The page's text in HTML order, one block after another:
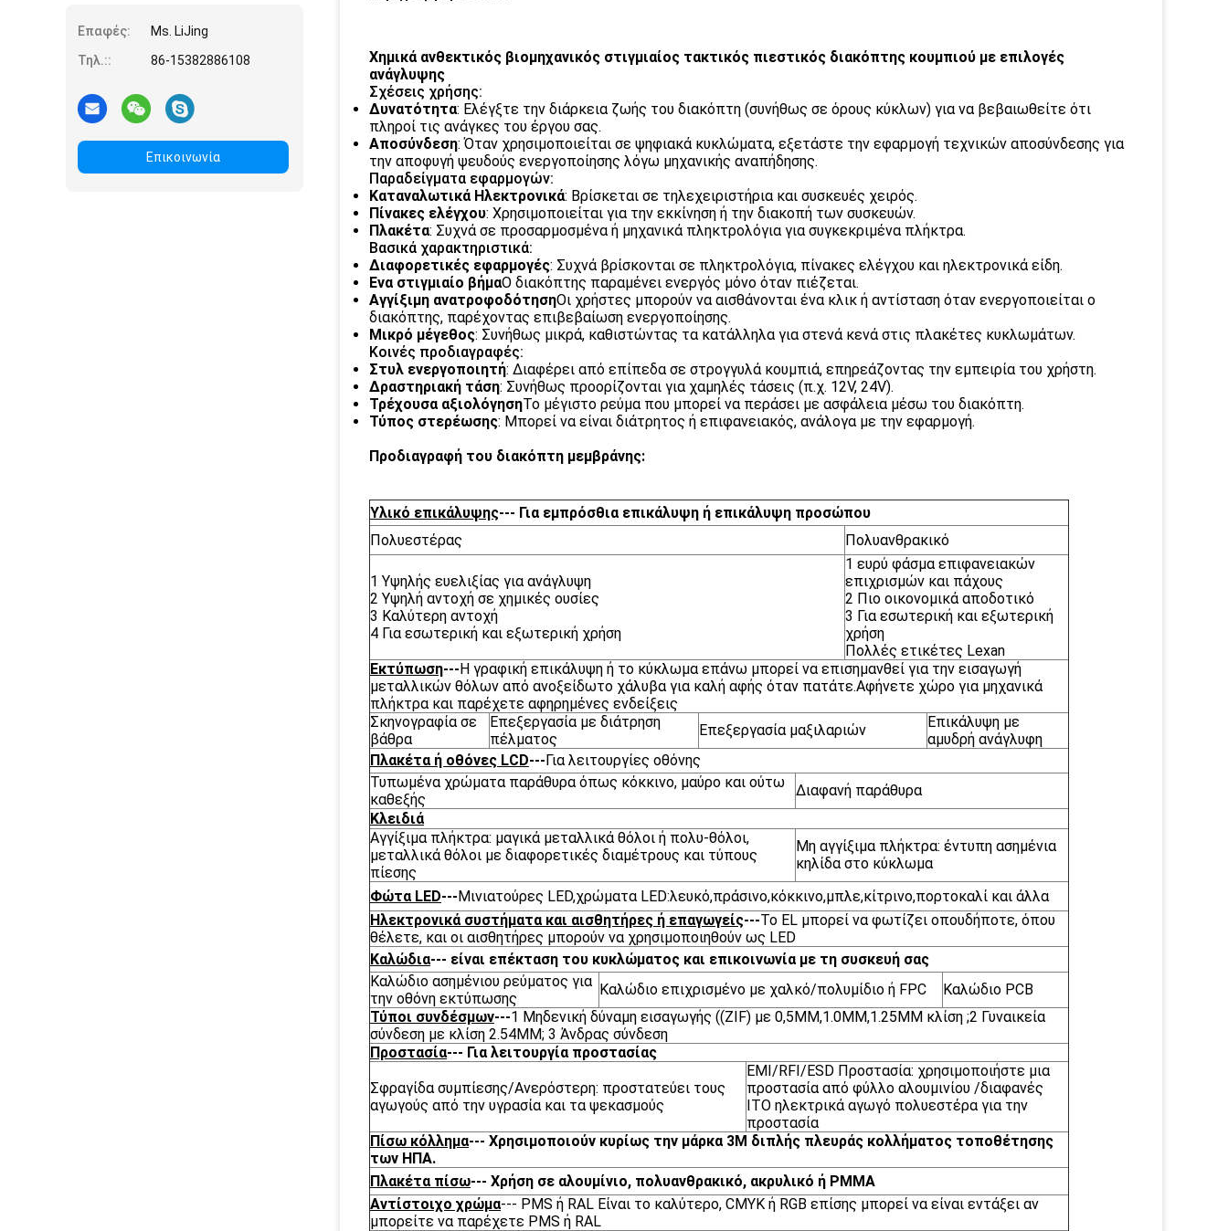
Επαφές:
Ms. LiJing
Τηλ.::
86-15382886108
Επικοινωνία
Χημικά ανθεκτικός βιομηχανικός στιγμιαίος τακτικός πιεστικός διακόπτης κουμπιού με επιλογές
ανάγλυψης
Σχέσεις χρήσης:
Δυνατότητα: Ελέγξτε την διάρκεια ζωής του διακόπτη (συνήθως σε όρους κύκλων) για να βεβαιωθείτε ότι
πληροί τις ανάγκες του έργου σας.
Αποσύνδεση: Όταν χρησιμοποιείται σε ψηφιακά κυκλώματα, εξετάστε την εφαρμογή τεχνικών αποσύνδεσης για
την αποφυγή ψευδούς ενεργοποίησης λόγω μηχανικής αναπήδησης.
Παραδείγματα εφαρμογών:
Καταναλωτικά Ηλεκτρονικά: Βρίσκεται σε τηλεχειριστήρια και συσκευές χειρός.
Πίνακες ελέγχου: Χρησιμοποιείται για την εκκίνηση ή την διακοπή των συσκευών.
Πλακέτα: Συχνά σε προσαρμοσμένα ή μηχανικά πληκτρολόγια για συγκεκριμένα πλήκτρα.
Βασικά χαρακτηριστικά:
Διαφορετικές εφαρμογές: Συχνά βρίσκονται σε πληκτρολόγια, πίνακες ελέγχου και ηλεκτρονικά είδη.
Ενα στιγμιαίο βήμαΟ διακόπτης παραμένει ενεργός μόνο όταν πιέζεται.
Αγγίξιμη ανατροφοδότησηΟι χρήστες μπορούν να αισθάνονται ένα κλικ ή αντίσταση όταν ενεργοποιείται ο
διακόπτης, παρέχοντας επιβεβαίωση ενεργοποίησης.
Μικρό μέγεθος: Συνήθως μικρά, καθιστώντας τα κατάλληλα για στενά κενά στις πλακέτες κυκλωμάτων.
Κοινές προδιαγραφές:
Στυλ ενεργοποιητή: Διαφέρει από επίπεδα σε στρογγυλά κουμπιά, επηρεάζοντας την εμπειρία του χρήστη.
Δραστηριακή τάση: Συνήθως προορίζονται για χαμηλές τάσεις (π.χ. 12V, 24V).
Τρέχουσα αξιολόγησηΤο μέγιστο ρεύμα που μπορεί να περάσει με ασφάλεια μέσω του διακόπτη.
Τύπος στερέωσης: Μπορεί να είναι διάτρητος ή επιφανειακός, ανάλογα με την εφαρμογή.
Προδιαγραφή του διακόπτη μεμβράνης:
Υλικό επικάλυψης--- Για εμπρόσθια επικάλυψη ή επικάλυψη προσώπου
Πολυεστέρας
Πολυανθρακικό
1 Υψηλής ευελιξίας για ανάγλυψη
2 Υψηλή αντοχή σε χημικές ουσίες
3 Καλύτερη αντοχή
4 Για εσωτερική και εξωτερική χρήση
1 ευρύ φάσμα επιφανειακών
επιχρισμών και πάχους
2 Πιο οικονομικά αποδοτικό
3 Για εσωτερική και εξωτερική
χρήση
Πολλές ετικέτες Lexan
Εκτύπωση---Η γραφική επικάλυψη ή το κύκλωμα επάνω μπορεί να επισημανθεί για την εισαγωγή
μεταλλικών θόλων από ανοξείδωτο χάλυβα για καλή αφής όταν πατάτε.Αφήνετε χώρο για μηχανικά
πλήκτρα και παρέχετε αφηρημένες ενδείξεις
Σκηνογραφία σε
βάθρα
Επεξεργασία με διάτρηση
πέλματος
Επεξεργασία μαξιλαριών
Επικάλυψη με
αμυδρή ανάγλυφη
Πλακέτα ή οθόνες LCD---Για λειτουργίες οθόνης
Τυπωμένα χρώματα παράθυρα όπως κόκκινο, μαύρο και ούτω
καθεξής
Διαφανή παράθυρα
Κλειδιά
Αγγίξιμα πλήκτρα: μαγικά μεταλλικά θόλοι ή πολυ-θόλοι,
μεταλλικά θόλοι με διαφορετικές διαμέτρους και τύπους
πίεσης
Μη αγγίξιμα πλήκτρα: έντυπη ασημένια
κηλίδα στο κύκλωμα
Φώτα LED---Μινιατούρες LED,χρώματα LED:λευκό,πράσινο,κόκκινο,μπλε,κίτρινο,πορτοκαλί και άλλα
Ηλεκτρονικά συστήματα και αισθητήρες ή επαγωγείς---Το EL μπορεί να φωτίζει οπουδήποτε, όπου
θέλετε, και οι αισθητήρες μπορούν να χρησιμοποιηθούν ως LED
Καλώδια--- είναι επέκταση του κυκλώματος και επικοινωνία με τη συσκευή σας
Καλώδιο ασημένιου ρεύματος για
την οθόνη εκτύπωσης
Καλώδιο επιχρισμένο με χαλκό/πολυμίδιο ή FPC
Καλώδιο PCB
Τύποι συνδέσμων---1 Μηδενική δύναμη εισαγωγής ((ZIF) με 0,5MM,1.0MM,1.25MM κλίση ;2 Γυναικεία
σύνδεση με κλίση 2.54MM; 3 Άνδρας σύνδεση
Προστασία--- Για λειτουργία προστασίας
Σφραγίδα συμπίεσης/Ανερόστερη: προστατεύει τους
αγωγούς από την υγρασία και τα ψεκασμούς
EMI/RFI/ESD Προστασία: χρησιμοποιήστε μια
προστασία από φύλλο αλουμινίου /διαφανές
ITO ηλεκτρικά αγωγό πολυεστέρα για την
προστασία
Πίσω κόλλημα--- Χρησιμοποιούν κυρίως την μάρκα 3M διπλής πλευράς κολλήματος τοποθέτησης
των ΗΠΑ.
Πλακέτα πίσω--- Χρήση σε αλουμίνιο, πολυανθρακικό, ακρυλικό ή PMMA
Αντίστοιχο χρώμα--- PMS ή RAL Είναι το καλύτερο, CMYK ή RGB επίσης μπορεί να είναι εντάξει αν
μπορείτε να παρέχετε PMS ή RAL